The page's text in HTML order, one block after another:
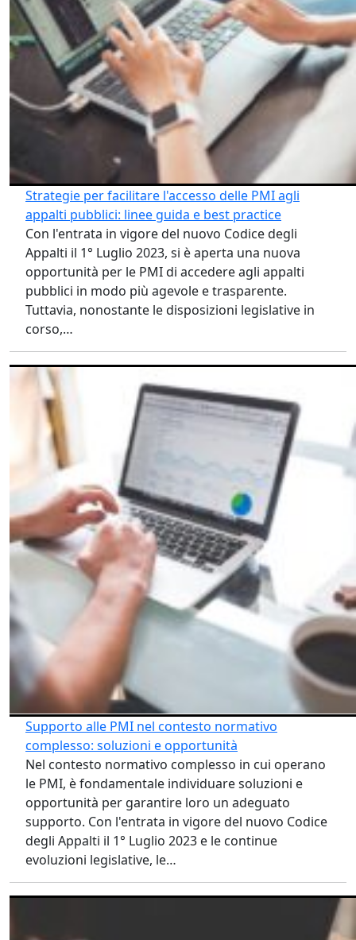
Strategie per facilitare l'accesso delle PMI agli
appalti pubblici: linee guida e best practice
Con l'entrata in vigore del nuovo Codice degli
Appalti il 1° Luglio 2023, si è aperta una nuova
opportunità per le PMI di accedere agli appalti
pubblici in modo più agevole e trasparente.
Tuttavia, nonostante le disposizioni legislative in
corso,…
Supporto alle PMI nel contesto normativo
complesso: soluzioni e opportunità
Nel contesto normativo complesso in cui operano
le PMI, è fondamentale individuare soluzioni e
opportunità per garantire loro un adeguato
supporto. Con l'entrata in vigore del nuovo Codice
degli Appalti il 1° Luglio 2023 e le continue
evoluzioni legislative, le…